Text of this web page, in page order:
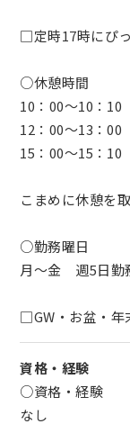
□定時17時にぴ
○休憩時間
10：00～10：10
12：00～13：00
15：00～15：10
こまめに休憩を
○勤務曜日
月～金 週5日勤
□GW・お盆・年
資格・経験
○資格・経験
なし